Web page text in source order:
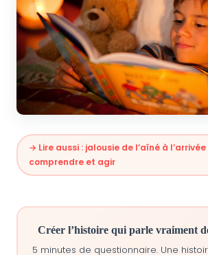
→ Lire aussi : jalousie de l’aîné à
comprendre et agir
Créer l’histoire qui parle vraiment
5 minutes de questionnaire. Une